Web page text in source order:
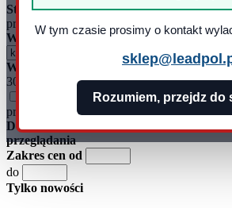
W tym czasie prosimy o kontakt
Rozumiem, przejdz do
Strona ogółem
produktów: 0
Wyświetlaj wg
Wyników na stronie:
15
30
Dodatkowe opcje
przeglądania
Dodatkowe opcje
przeglądania
Zakres cen od
do
Tylko nowości